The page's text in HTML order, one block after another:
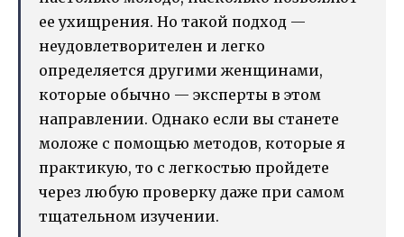
ее ухищрения. Но такой подход —
неудовлетворителен и легко
определяется другими женщинами,
которые обычно — эксперты в этом
направлении. Однако если вы станете
моложе с помощью методов, которые я
практикую, то с легкостью пройдете
через любую проверку даже при самом
тщательном изучении.